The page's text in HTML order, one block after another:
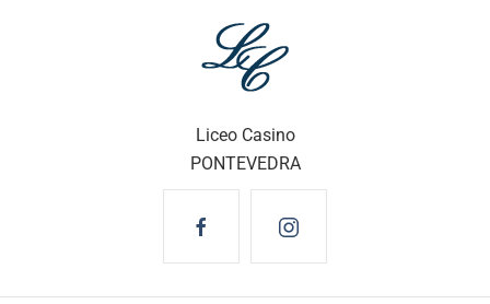
Liceo Casino
PONTEVEDRA